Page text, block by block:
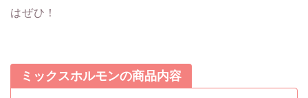
はぜひ！
ミックスホルモンの商品内容